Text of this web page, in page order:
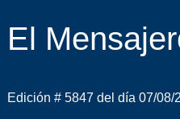
El
Edición # 5847 del día 07/08/